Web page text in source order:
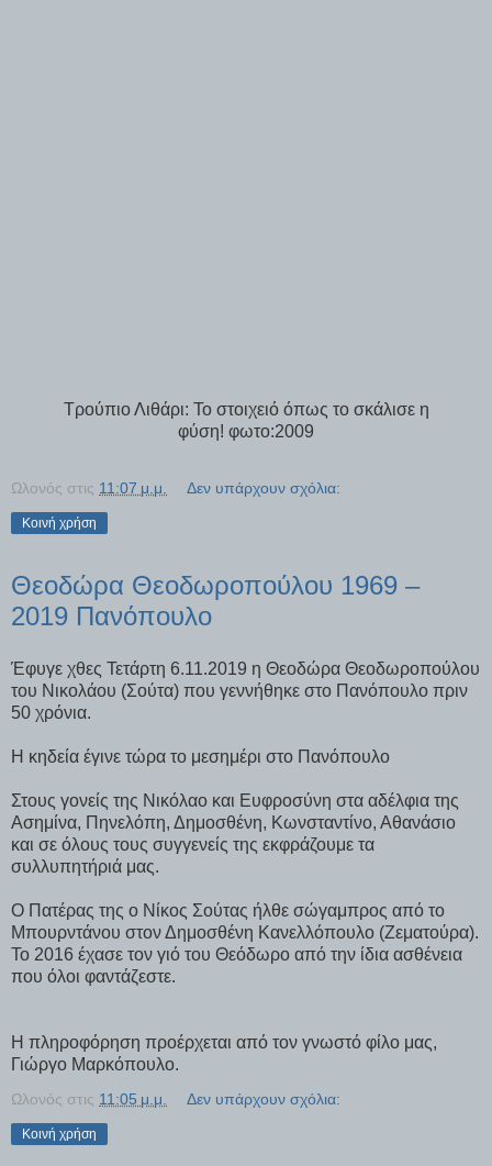
Τρούπιο Λιθάρι: Το στοιχειό όπως το σκάλισε η
φύση! φωτο:2009
Ωλονός στις 11:07 μ.μ. Δεν υπάρχουν σχόλια:
Κοινή χρήση
Θεοδώρα Θεοδωροπούλου 1969 –
2019 Πανόπουλο
Έφυγε χθες Τετάρτη 6.11.2019 η Θεοδώρα Θεοδωροπούλου
του Νικολάου (Σούτα) που γεννήθηκε στο Πανόπουλο πριν
50 χρόνια.
Η κηδεία έγινε τώρα το μεσημέρι στο Πανόπουλο
Στους γονείς της Νικόλαο και Ευφροσύνη στα αδέλφια της
Ασημίνα, Πηνελόπη, Δημοσθένη, Κωνσταντίνο, Αθανάσιο
και σε όλους τους συγγενείς της εκφράζουμε τα
συλλυπητήριά μας.
Ο Πατέρας της ο Νίκος Σούτας ήλθε σώγαμπρος από το
Μπουρντάνου στον Δημοσθένη Κανελλόπουλο (Ζεματούρα).
Το 2016 έχασε τον γιό του Θεόδωρο από την ίδια ασθένεια
που όλοι φαντάζεστε.
Η πληροφόρηση προέρχεται από τον γνωστό φίλο μας,
Γιώργο Μαρκόπουλο.
Ωλονός στις 11:05 μ.μ. Δεν υπάρχουν σχόλια:
Κοινή χρήση